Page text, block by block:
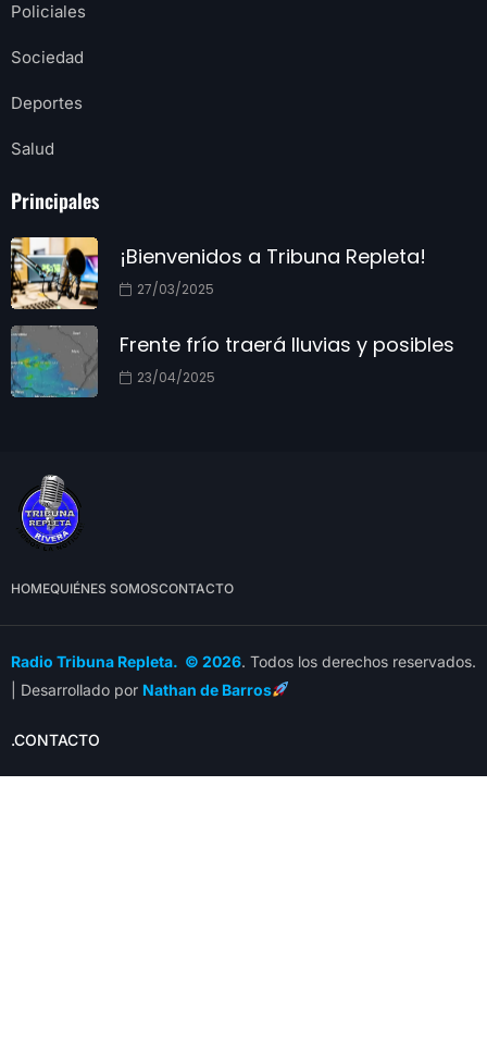
Policiales
Sociedad
Deportes
Salud
Principales
¡Bienvenidos a Tribuna Repleta!
27/03/2025
Frente frío traerá lluvias y posibles
23/04/2025
HOMEQUIÉNES SOMOSCONTACTO
Radio Tribuna Repleta. © 2026. Todos los derechos reservados.
| Desarrollado por Nathan de Barros
.CONTACTO